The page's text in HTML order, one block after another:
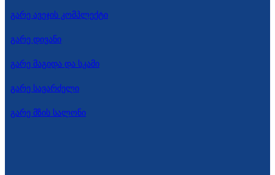
გარე ავეჯის კომპლექტი
გარე დივანი
გარე მაგიდა და სკამი
გარე სავარძელი
გარე მზის სალონი